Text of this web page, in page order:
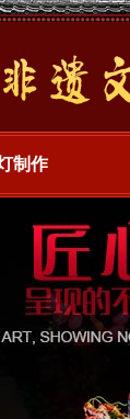
制作